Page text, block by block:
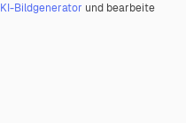
KI-Bildgenerator und bearbeite